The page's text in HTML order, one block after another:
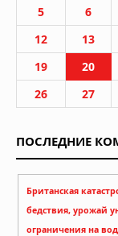
5
6
12
13
19
20
26
27
ПОСЛЕДНИЕ
Британская
бедствия, урожай
ограничения на